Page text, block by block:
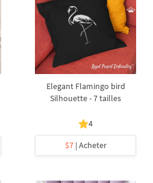
Elegant Flamingo bird
Silhouette - 7 tailles
4
$7| Acheter